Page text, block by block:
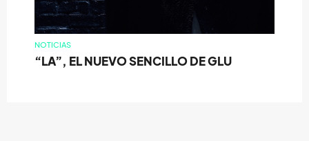
NOTICIAS
“LA”, EL NUEVO SENCILLO DE GLU